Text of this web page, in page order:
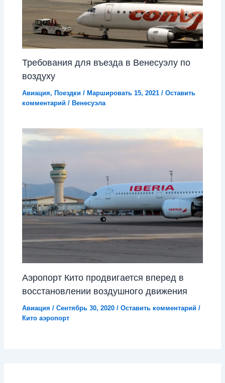
Требования для въезда в Венесуэлу по
воздуху
Авиация, Поездки / Маршировать 15, 2021/Оставить
комментарий / Венесуэла
Аэропорт Кито продвигается вперед в
восстановлении воздушного движения
Авиация /Сентябрь 30, 2020/Оставить комментарий /
Кито аэропорт